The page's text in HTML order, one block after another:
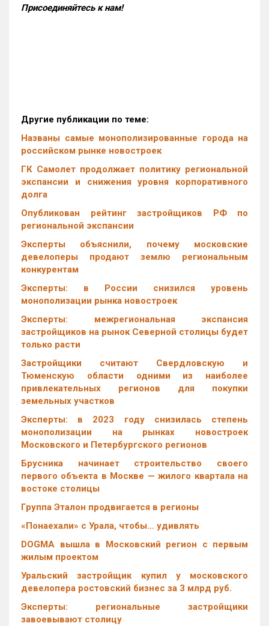
Присоединяйтесь к нам!
Другие публикации по теме:
Названы самые монополизированные города на
российском рынке новостроек
ГК Самолет продолжает политику региональной
экспансии и снижения уровня корпоративного
долга
Опубликован рейтинг застройщиков РФ по
региональной экспансии
Эксперты объяснили, почему московские
девелоперы продают землю региональным
конкурентам
Эксперты: в России снизился уровень
монополизации рынка новостроек
Эксперты: межрегиональная экспансия
застройщиков на рынок Северной столицы будет
только расти
Застройщики считают Свердловскую и
Тюменскую области одними из наиболее
привлекательных регионов для покупки
земельных участков
Эксперты: в 2023 году снизилась степень
монополизации на рынках новостроек
Московского и Петербургского регионов
Брусника начинает строительство своего
первого объекта в Москве — жилого квартала на
востоке столицы
Группа Эталон продвигается в регионы
«Понаехали» с Урала, чтобы… удивлять
DOGMA вышла в Московский регион с первым
жилым проектом
Уральский застройщик купил у московского
девелопера ростовский бизнес за 3 млрд руб.
Эксперты: региональные застройщики
завоевывают столицу